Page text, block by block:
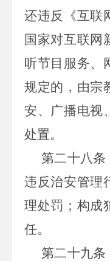
还违反《互联
国家对互联网
听节目服务、
规定的，由宗
安、广播电视
处置。
第二十八条
违反治安管理
理处罚；构成
任。
第二十九